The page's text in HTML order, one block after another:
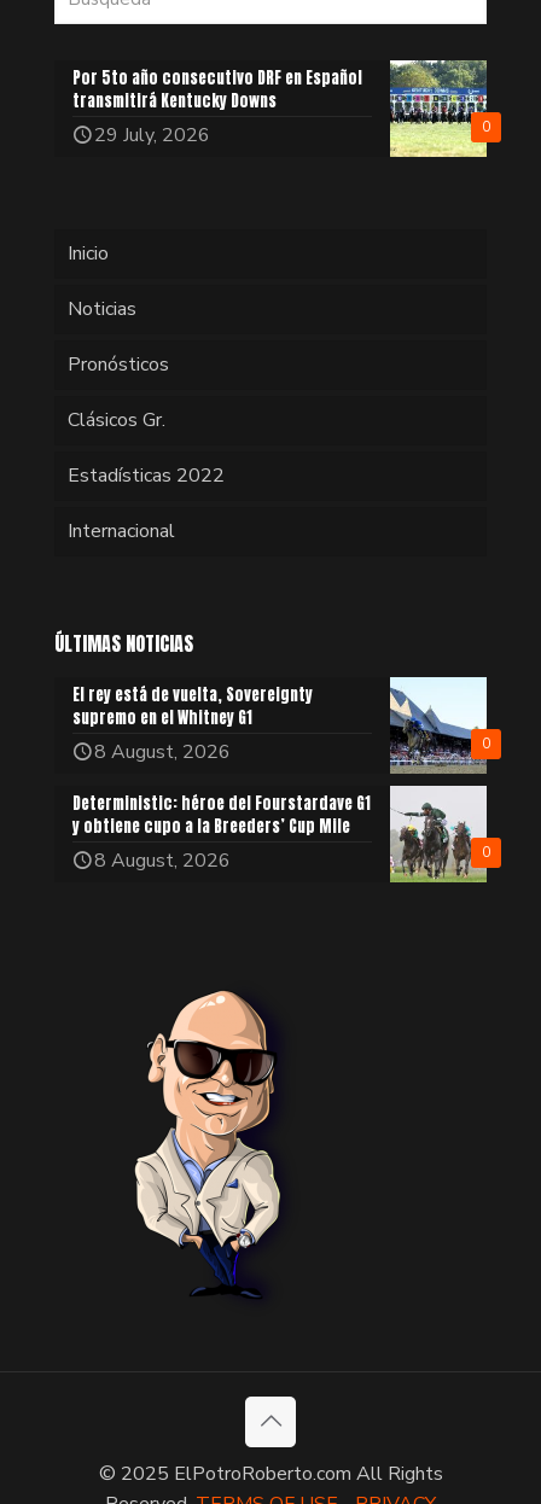
0
Por 5to año consecutivo DRF en Español
transmitirá Kentucky Downs
29 July, 2026
Inicio
Noticias
Pronósticos
Clásicos Gr.
Estadísticas 2022
Internacional
ÚLTIMAS NOTICIAS
0
El rey está de vuelta, Sovereignty
supremo en el Whitney G1
8 August, 2026
0
Deterministic: héroe del Fourstardave G1
y obtiene cupo a la Breeders’ Cup Mile
8 August, 2026
© 2025 ElPotroRoberto.com All Rights